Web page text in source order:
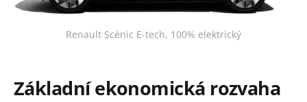
Renault Scénic E-tech, 100% elektrický
Základní ekonomická rozvaha